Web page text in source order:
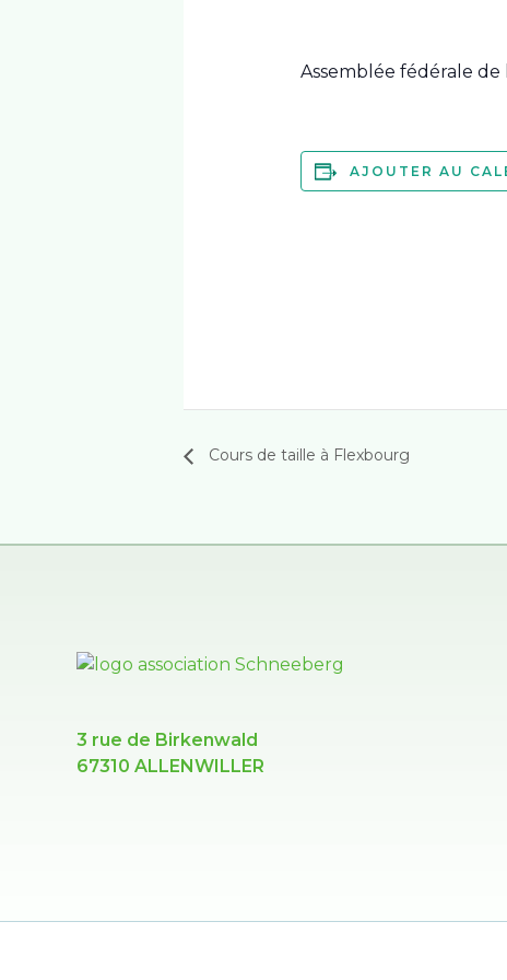
Assemblée fédérale de
AJOUTER AU
Cours de taille à Flexbourg
3 rue de Birkenwald
67310 ALLENWILLER